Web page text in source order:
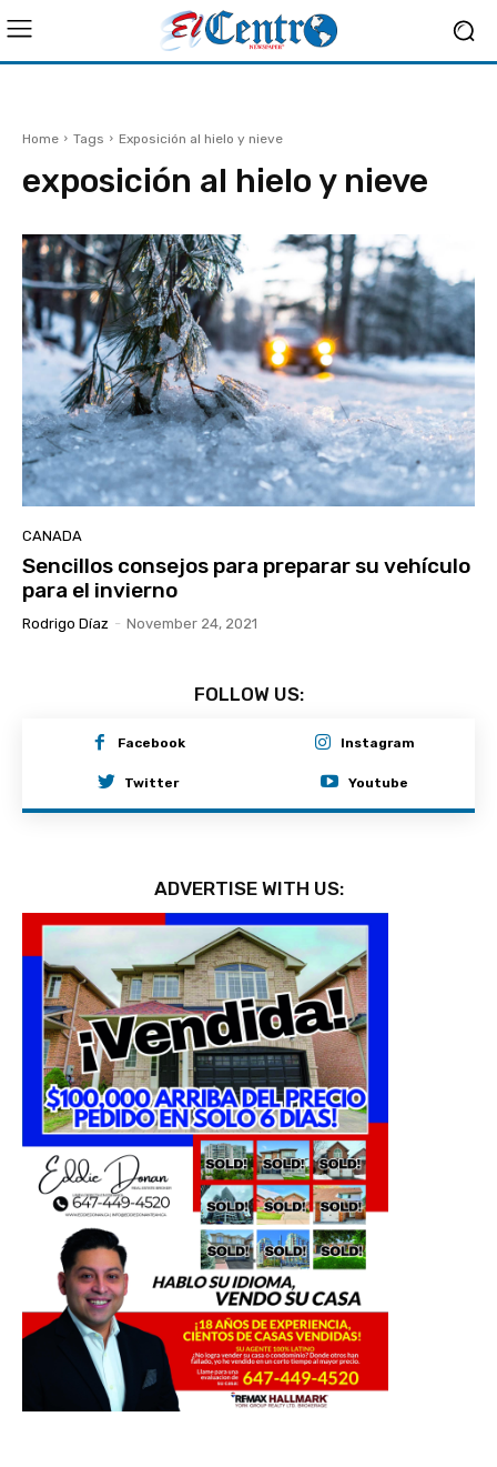
Home Tags Exposición al hielo y nieve
exposición al hielo y nieve
CANADA
Sencillos consejos para preparar su vehículo
para el invierno
Rodrigo Díaz - November 24, 2021
FOLLOW US:
Facebook Instagram
Twitter Youtube
ADVERTISE WITH US: